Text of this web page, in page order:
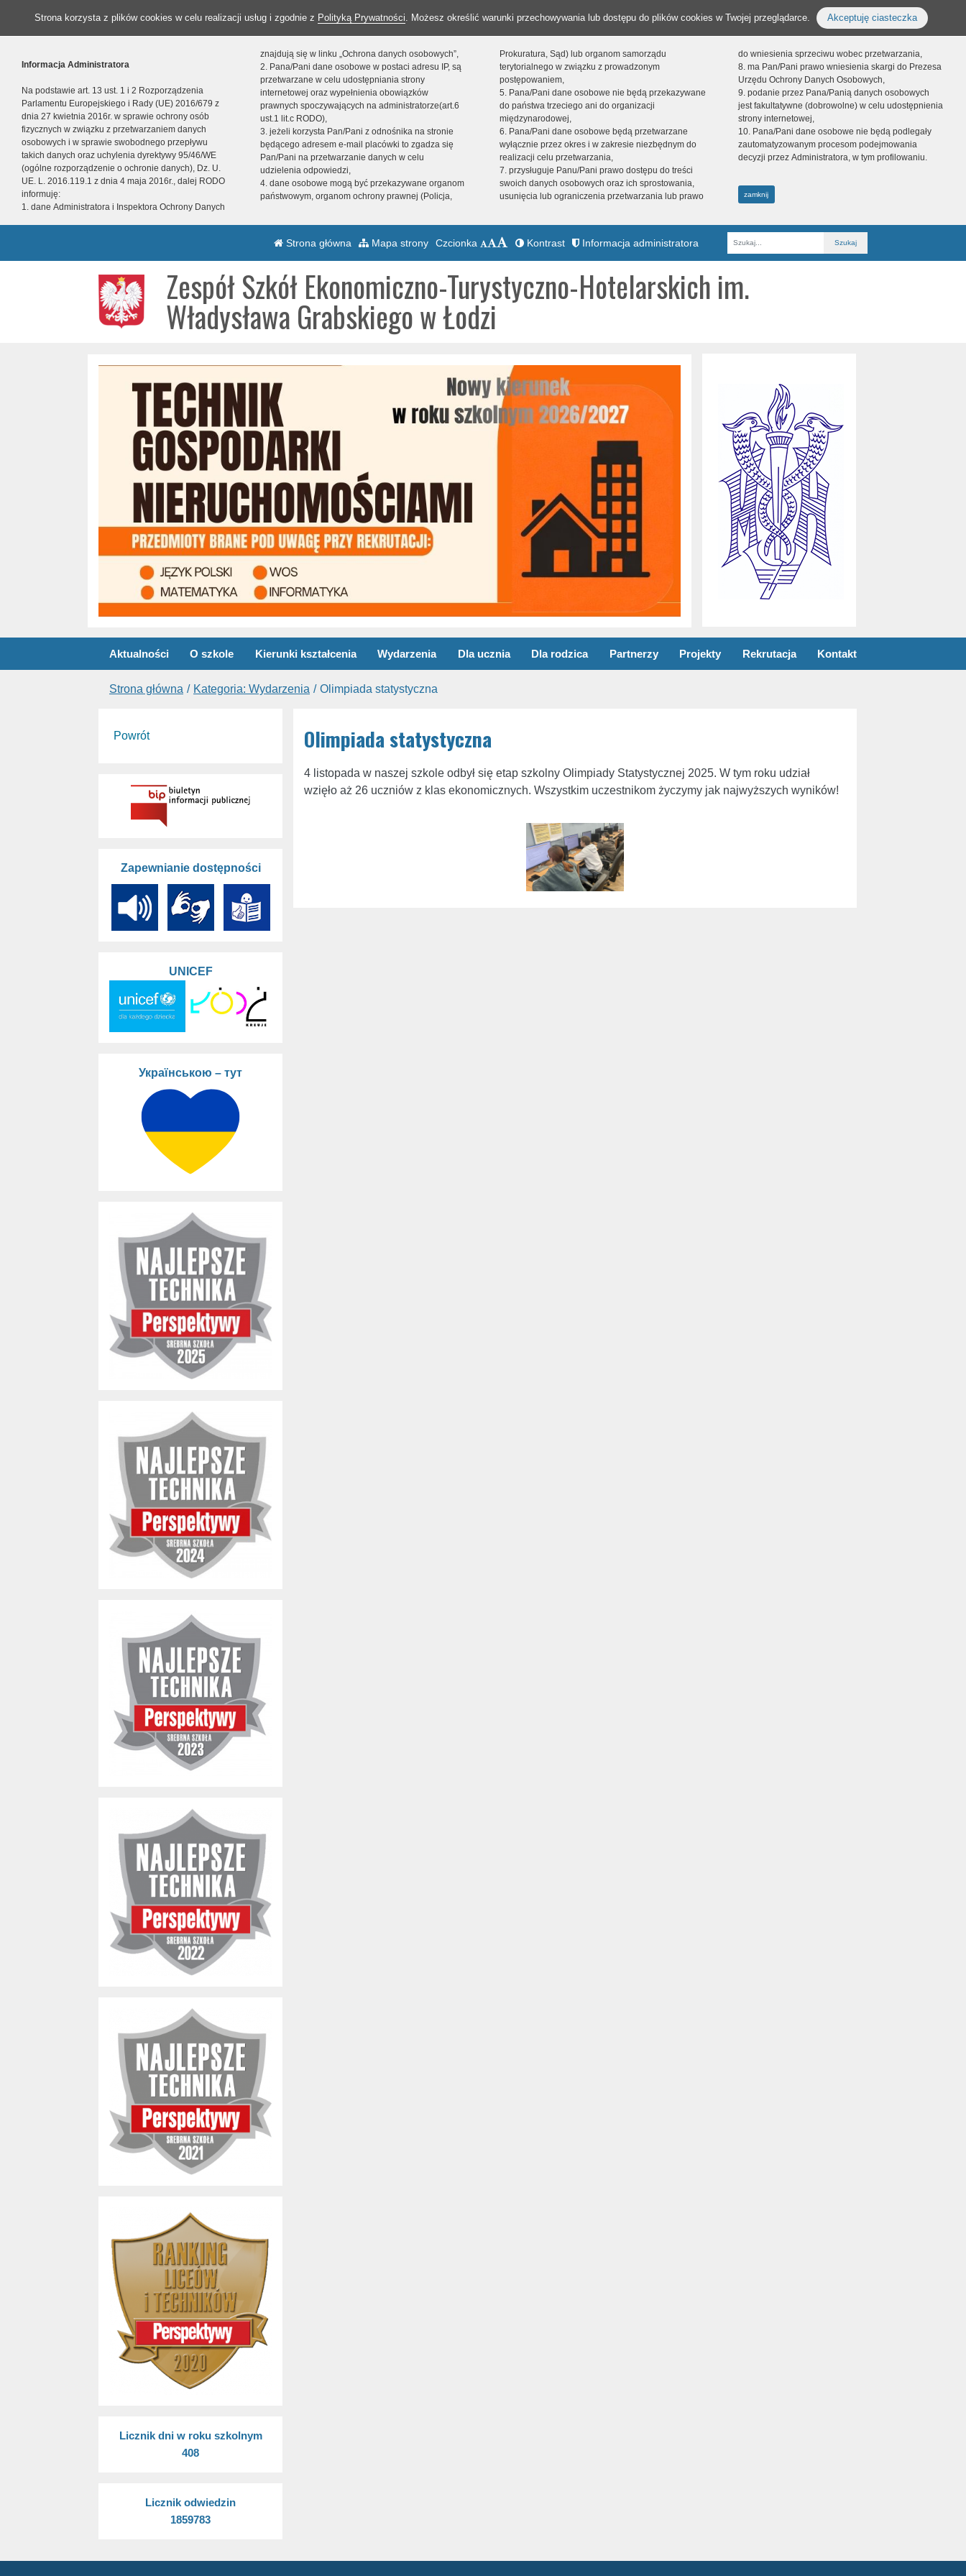
Strona korzysta z plików cookies w celu realizacji usług i zgodnie z Polityką Prywatności. Możesz określić warunki przechowywania lub dostępu do plików cookies w Twojej przeglądarce. Akceptuję ciasteczka
Informacja Administratora
Na podstawie art. 13 ust. 1 i 2 Rozporządzenia
Parlamentu Europejskiego i Rady (UE) 2016/679 z
dnia 27 kwietnia 2016r. w sprawie ochrony osób
fizycznych w związku z przetwarzaniem danych
osobowych i w sprawie swobodnego przepływu
takich danych oraz uchylenia dyrektywy 95/46/WE
(ogólne rozporządzenie o ochronie danych), Dz. U.
UE. L. 2016.119.1 z dnia 4 maja 2016r., dalej RODO
informuję:
1. dane Administratora i Inspektora Ochrony Danych
znajdują się w linku „Ochrona danych osobowych”,
2. Pana/Pani dane osobowe w postaci adresu IP, są
przetwarzane w celu udostępniania strony
internetowej oraz wypełnienia obowiązków
prawnych spoczywających na administratorze(art.6
ust.1 lit.c RODO),
3. jeżeli korzysta Pan/Pani z odnośnika na stronie
będącego adresem e-mail placówki to zgadza się
Pan/Pani na przetwarzanie danych w celu
udzielenia odpowiedzi,
4. dane osobowe mogą być przekazywane organom
państwowym, organom ochrony prawnej (Policja,
Prokuratura, Sąd) lub organom samorządu
terytorialnego w związku z prowadzonym
postępowaniem,
5. Pana/Pani dane osobowe nie będą przekazywane
do państwa trzeciego ani do organizacji
międzynarodowej,
6. Pana/Pani dane osobowe będą przetwarzane
wyłącznie przez okres i w zakresie niezbędnym do
realizacji celu przetwarzania,
7. przysługuje Panu/Pani prawo dostępu do treści
swoich danych osobowych oraz ich sprostowania,
usunięcia lub ograniczenia przetwarzania lub prawo
do wniesienia sprzeciwu wobec przetwarzania,
8. ma Pan/Pani prawo wniesienia skargi do Prezesa
Urzędu Ochrony Danych Osobowych,
9. podanie przez Pana/Panią danych osobowych
jest fakultatywne (dobrowolne) w celu udostępnienia
strony internetowej,
10. Pana/Pani dane osobowe nie będą podlegały
zautomatyzowanym procesom podejmowania
decyzji przez Administratora, w tym profilowaniu.
zamknij
Strona główna Mapa strony Czcionka Kontrast Informacja administratora
Fraza
Zespół Szkół Ekonomiczno-Turystyczno-Hotelarskich im.
Władysława Grabskiego w Łodzi
Aktualności O szkole Kierunki kształcenia Wydarzenia Dla ucznia Dla rodzica Partnerzy Projekty Rekrutacja Kontakt
Strona główna Kategoria: Wydarzenia Olimpiada statystyczna
Olimpiada statystyczna
4 listopada w naszej szkole odbył się etap szkolny Olimpiady Statystycznej 2025. W tym roku udział
wzięło aż 26 uczniów z klas ekonomicznych. Wszystkim uczestnikom życzymy jak najwyższych wyników!
Powrót
Zapewnianie dostępności
UNICEF
Українською – тут
Licznik dni w roku szkolnym
408
Licznik odwiedzin
1859783